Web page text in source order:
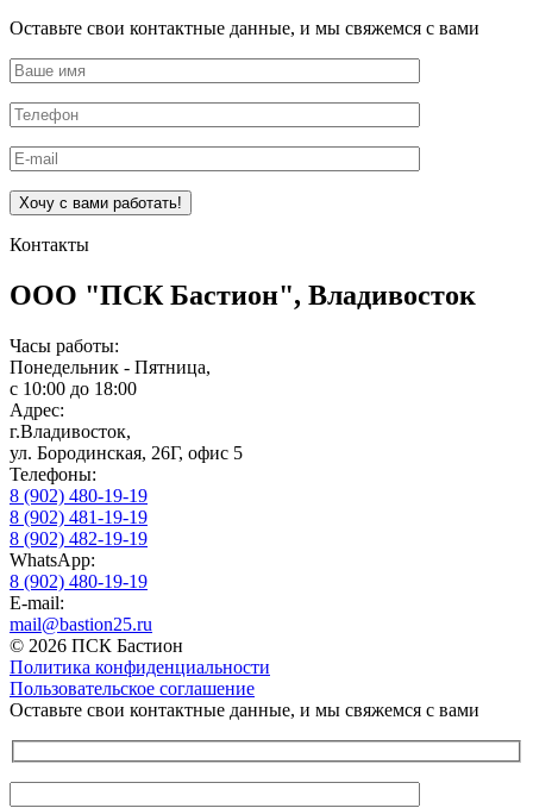
Оставьте свои контактные данные, и мы свяжемся с вами
Оставьте это поле пустым.
Контакты
ООО "ПСК Бастион", Владивосток
Часы работы:
Понедельник - Пятница,
с 10:00 до 18:00
Адрес:
г.Владивосток,
ул. Бородинская, 26Г, офис 5
Телефоны:
8 (902) 480-19-19
8 (902) 481-19-19
8 (902) 482-19-19
WhatsApp:
8 (902) 480-19-19
E-mail:
mail@bastion25.ru
© 2026 ПСК Бастион
Политика конфиденциальности
Пользовательское соглашение
Оставьте свои контактные данные, и мы свяжемся с вами